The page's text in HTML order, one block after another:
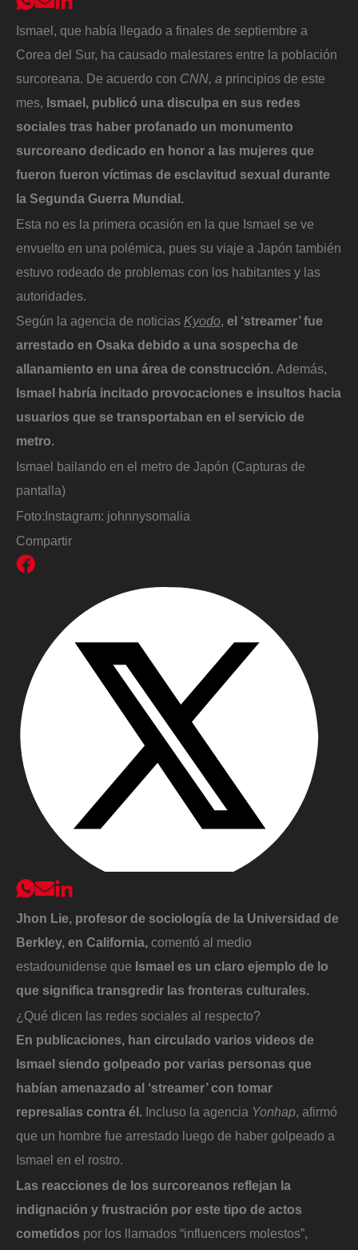
Ismael, que había llegado a finales de septiembre a
Corea del Sur, ha causado malestares entre la población
surcoreana. De acuerdo con CNN, a principios de este
mes, Ismael, publicó una disculpa en sus redes
sociales tras haber profanado un monumento
surcoreano dedicado en honor a las mujeres que
fueron fueron víctimas de esclavitud sexual durante
la Segunda Guerra Mundial.
Esta no es la primera ocasión en la que Ismael se ve
envuelto en una polémica, pues su viaje a Japón también
estuvo rodeado de problemas con los habitantes y las
autoridades.
Según la agencia de noticias Kyodo, el ‘streamer’ fue
arrestado en Osaka debido a una sospecha de
allanamiento en una área de construcción. Además,
Ismael habría incitado provocaciones e insultos hacia
usuarios que se transportaban en el servicio de
metro.
Ismael bailando en el metro de Japón (Capturas de
pantalla)
Foto:Instagram: johnnysomalia
Compartir
Jhon Lie, profesor de sociología de la Universidad de
Berkley, en California, comentó al medio
estadounidense que Ismael es un claro ejemplo de lo
que significa transgredir las fronteras culturales.
¿Qué dicen las redes sociales al respecto?
En publicaciones, han circulado varios videos de
Ismael siendo golpeado por varias personas que
habían amenazado al ‘streamer’ con tomar
represalias contra él. Incluso la agencia Yonhap, afirmó
que un hombre fue arrestado luego de haber golpeado a
Ismael en el rostro.
Las reacciones de los surcoreanos reflejan la
indignación y frustración por este tipo de actos
cometidos por los llamados “influencers molestos”,